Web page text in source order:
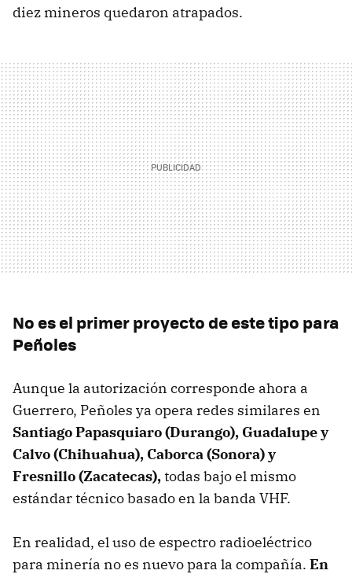
diez mineros quedaron atrapados.
No es el primer proyecto de este tipo para
Peñoles
Aunque la autorización corresponde ahora a
Guerrero, Peñoles ya opera redes similares en
Santiago Papasquiaro (Durango), Guadalupe y
Calvo (Chihuahua), Caborca (Sonora) y
Fresnillo (Zacatecas),todas bajo el mismo
estándar técnico basado en la banda VHF.
En realidad, el uso de espectro radioeléctrico
para minería no es nuevo para la compañía. En